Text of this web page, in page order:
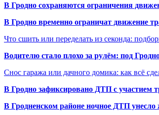
В Гродно сохраняются ограничения
В Гродно временно ограничат движение
Что сшить или переделать из секонда:
Водителю стало плохо за рулём: под
Снос гаража или дачного домика: как всё
В Гродно зафиксировано ДТП с участием
В Гродненском районе ночное ДТП